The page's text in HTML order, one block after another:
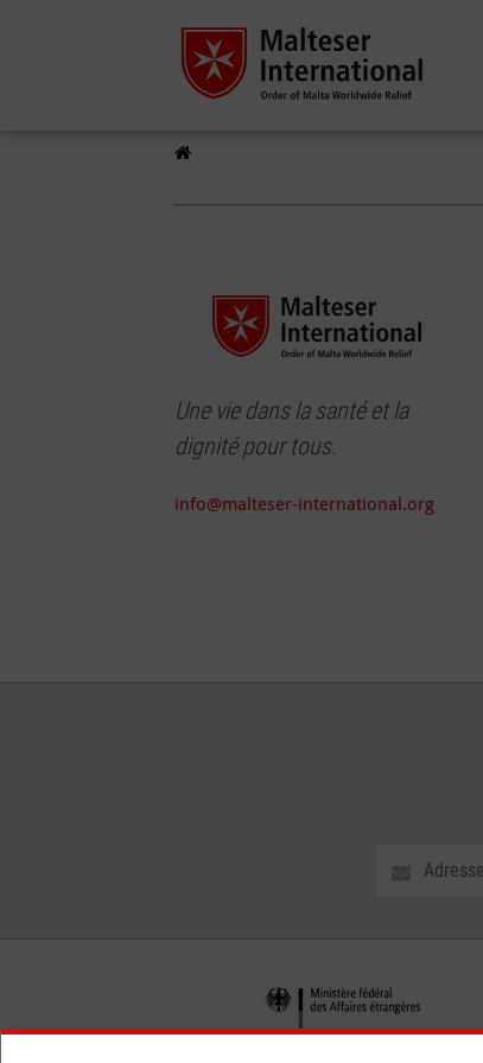
Une vie dans la santé et la
dignité pour tous.
info@malteser-international.org